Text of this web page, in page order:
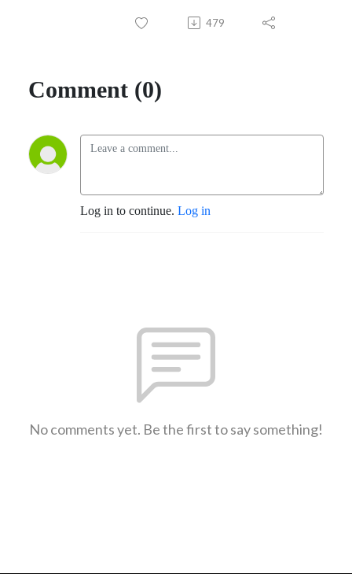
479
Comment (0)
Log in to continue. Log in
No comments yet. Be the first to say something!